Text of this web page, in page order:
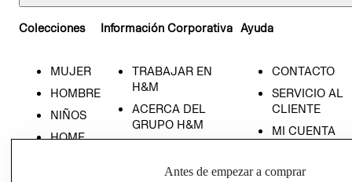
Colecciones
MUJER
HOMBRE
NIÑOS
HOME
Información Corporativa
TRABAJAR EN
H&M
ACERCA DEL
GRUPO H&M
Ayuda
CONTACTO
SERVICIO AL
CLIENTE
MI CUENTA
TIENDAS
Antes de empezar a comprar